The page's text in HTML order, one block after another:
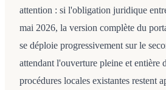
attention : si l'obligation juridique
mai 2026, la version complète du
se déploie progressivement sur le
attendant l'ouverture pleine et entière
procédures locales existantes restent